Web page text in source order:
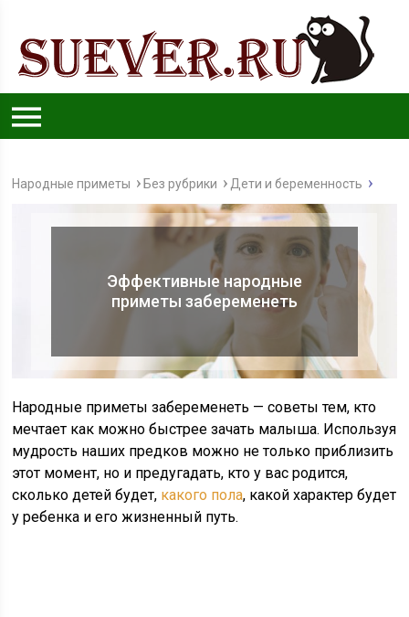
Народные приметы Без рубрики Дети и беременность
Эффективные народные
приметы забеременеть
Народные приметы забеременеть — советы тем, кто
мечтает как можно быстрее зачать малыша. Используя
мудрость наших предков можно не только приблизить
этот момент, но и предугадать, кто у вас родится,
сколько детей будет, какого пола, какой характер будет
у ребенка и его жизненный путь.